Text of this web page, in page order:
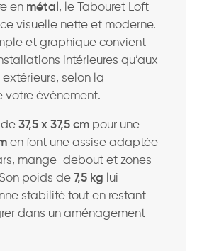
en métal , le Tabouret Loft
visuelle nette et moderne.
et graphique convient
intérieures qu’aux
selon la
votre événement.
de 37,5 x 37,5 cm pour une
en font une assise adaptée
mange-debout et zones
poids de 7,5 kg lui
stabilité tout en restant
dans un aménagement